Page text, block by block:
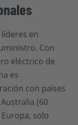
en
Con
eléctrico de
es
con países
(60
solo